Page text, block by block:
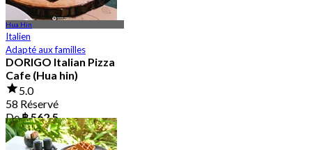
Hua Hin
Italien
Adapté aux familles
DORIGO Italian Pizza
Cafe (Hua hin)
5.0
58 Réservé
De฿ 562.5